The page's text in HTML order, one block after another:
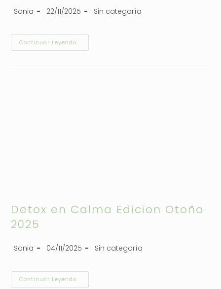
Sonia 22/11/2025 Sin categoría
Continuar Leyendo
Detox en Calma Edicion Otoño
2025
Sonia 04/11/2025 Sin categoría
Continuar Leyendo